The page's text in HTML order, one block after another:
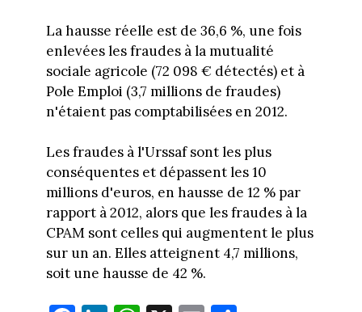
La hausse réelle est de 36,6 %, une fois
enlevées les fraudes à la mutualité
sociale agricole (72 098 € détectés) et à
Pole Emploi (3,7 millions de fraudes)
n'étaient pas comptabilisées en 2012.
Les fraudes à l'Urssaf sont les plus
conséquentes et dépassent les 10
millions d'euros, en hausse de 12 % par
rapport à 2012, alors que les fraudes à la
CPAM sont celles qui augmentent le plus
sur un an. Elles atteignent 4,7 millions,
soit une hausse de 42 %.